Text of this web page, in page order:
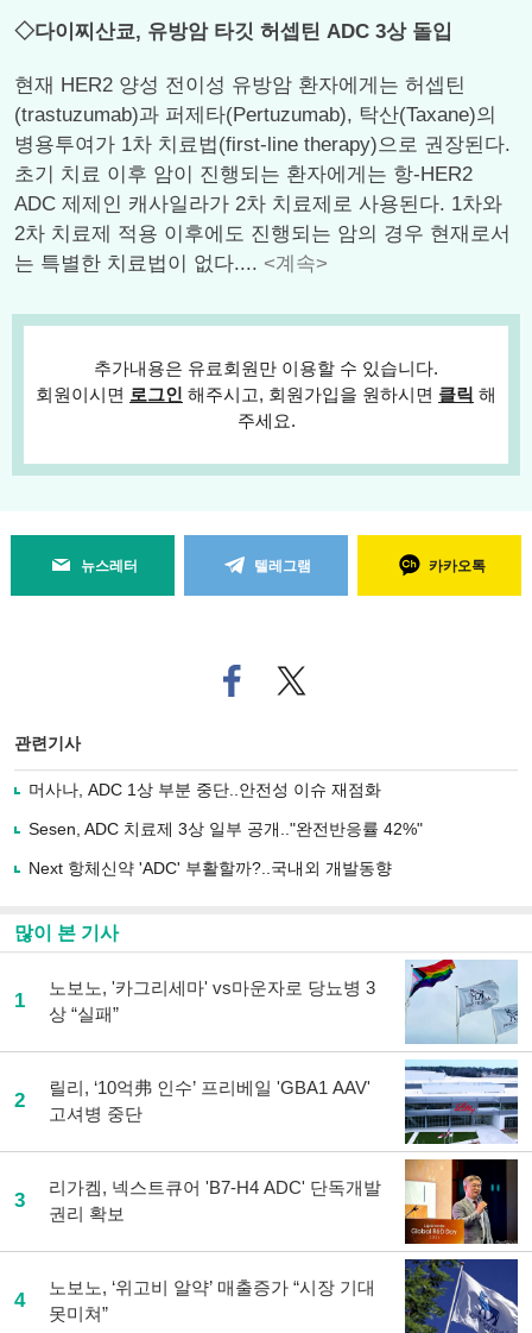
◇다이찌산쿄, 유방암 타깃 허셉틴 ADC 3상 돌입
현재 HER2 양성 전이성 유방암 환자에게는 허셉틴
(trastuzumab)과 퍼제타(Pertuzumab), 탁산(Taxane)의
병용투여가 1차 치료법(first-line therapy)으로 권장된다.
초기 치료 이후 암이 진행되는 환자에게는 항-HER2
ADC 제제인 캐사일라가 2차 치료제로 사용된다. 1차와
2차 치료제 적용 이후에도 진행되는 암의 경우 현재로서
는 특별한 치료법이 없다.... <계속>
추가내용은 유료회원만 이용할 수 있습니다.
회원이시면 로그인 해주시고, 회원가입을 원하시면 클릭 해
주세요.
뉴스레터 텔레그램 카카오톡
페
이
로
기
사
유
트위
터로
관련기사
머사나, ADC 1상 부분 중단..안전성 이슈 재점화
Sesen, ADC 치료제 3상 일부 공개.."완전반응률 42%"
Next 항체신약 'ADC' 부활할까?..국내외 개발동향
많이 본 기사
1
노보노, '카그리세마' vs마운자로 당뇨병 3
상 “실패”
2
릴리, ‘10억弗 인수’ 프리베일 'GBA1 AAV'
고셔병 중단
3
리가켐, 넥스트큐어 'B7-H4 ADC' 단독개발
권리 확보
4
노보노, ‘위고비 알약’ 매출증가 “시장 기대
못미쳐”